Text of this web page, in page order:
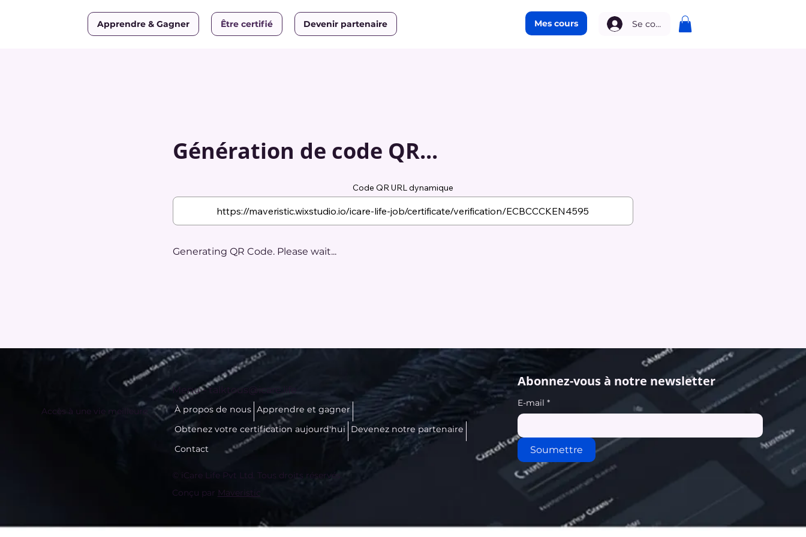
Apprendre & Gagner Être certifié Devenir partenaire Mes cours Se connecter
Génération de code QR...
Code QR URL dynamique
Generating QR Code. Please wait...
Accès à une vie meilleure
Menu -talktous@icare.life
À propos de nous Apprendre et gagner
Obtenez votre certification aujourd'hui
Devenez notre partenaire
Contact
© iCare Life Pvt Ltd. Tous droits réservés.
Conçu par Maveristic
Abonnez-vous à notre newsletter
E-mail *
Soumettre